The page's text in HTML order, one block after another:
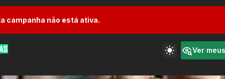
campanha não está ativa.
Ver